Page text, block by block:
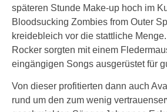
späteren Stunde Make-up hoch im
Bloodsucking Zombies from Outer
kreidebleich vor die stattliche
Rocker sorgten mit einem
eingängigen Songs ausgerüstet für
Von dieser profitierten dann auch
rund um den zum wenig